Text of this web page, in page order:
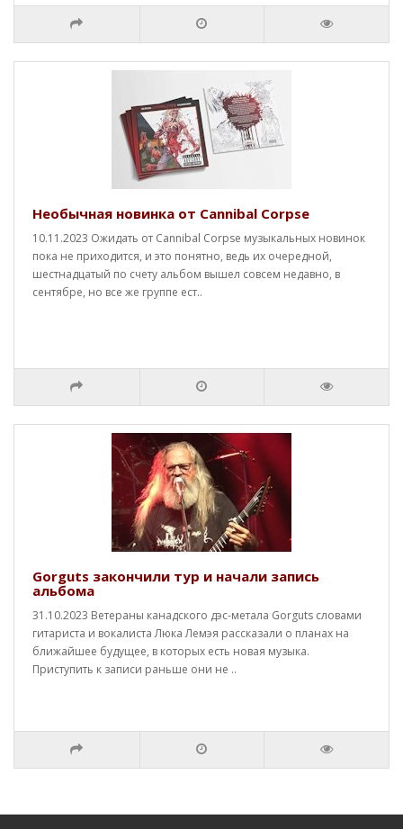
Необычная новинка от Cannibal Corpse
10.11.2023 Ожидать от Cannibal Corpse музыкальных новинок
пока не приходится, и это понятно, ведь их очередной,
шестнадцатый по счету альбом вышел совсем недавно, в
сентябре, но все же группе ест..
Gorguts закончили тур и начали запись
альбома
31.10.2023 Ветераны канадского дэс-метала Gorguts словами
гитариста и вокалиста Люка Лемэя рассказали о планах на
ближайшее будущее, в которых есть новая музыка.
Приступить к записи раньше они не ..